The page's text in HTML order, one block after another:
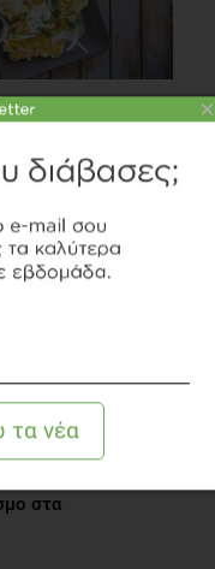
στα
×